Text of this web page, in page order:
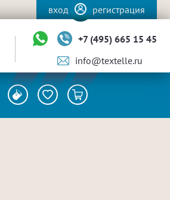
вход регистрация
+7 (495) 665 15 45
info@textelle.ru